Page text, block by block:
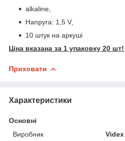
alkaline,
Напруга: 1,5 V,
10 штук на аркуші
Ціна вказана за 1 упаковку 20 шт!
Приховати
Характеристики
Основні
Виробник
Videx